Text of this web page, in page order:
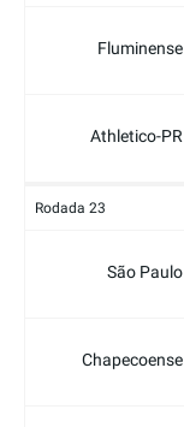
Fluminense
Athletico-PR
Rodada 23
São Paulo
Chapecoense